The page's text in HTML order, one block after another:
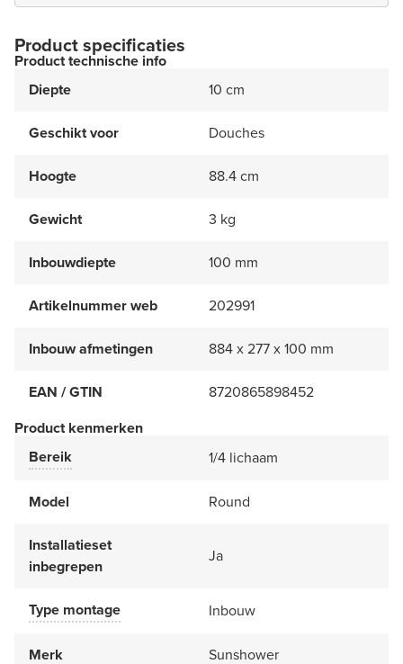
Product specificaties
Product technische info
Diepte
10 cm
Geschikt voor Douches
Hoogte 88.4 cm
Gewicht 3 kg
Inbouwdiepte 100 mm
Artikelnummer web 202991
Inbouw afmetingen 884 x 277 x 100 mm
EAN / GTIN
8720865898452
Product kenmerken
Bereik
1/4 lichaam
Model Round
Installatieset
inbegrepen
Ja
Type montage Inbouw
Merk Sunshower